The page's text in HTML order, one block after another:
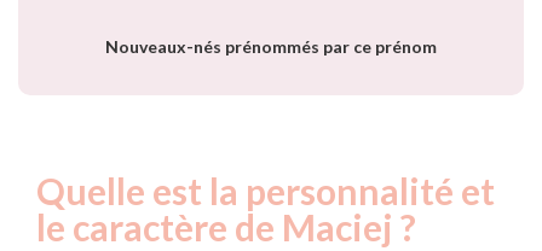
Nouveaux-nés prénommés par ce prénom
Quelle est la personnalité et
le caractère de Maciej ?